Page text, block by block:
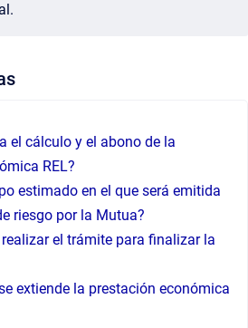
el cálculo y el abono de la
REL?
estimado en el que será emitida
riesgo por la Mutua?
el trámite para finalizar la
extiende la prestación económica